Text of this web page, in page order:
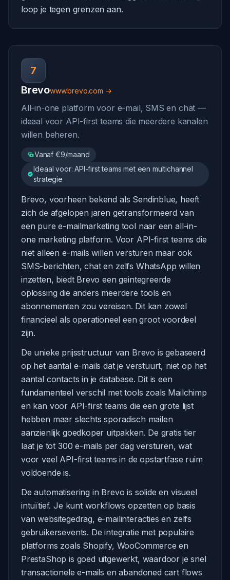
loop je tegen grenzen aan.
7
Brevowww.brevo.com →
All-in-one platform voor e-mail, SMS en chat —
ideaal voor API-first teams die meerdere kanalen
willen beheren.
Vanaf €9/maand
Ideaal voor: API-first teams met een multichannel
strategie
Brevo, voorheen bekend als Sendinblue, heeft
zich de afgelopen jaren getransformeerd van
een pure e-mailmarketing tool naar een all-in-
one marketing platform. Voor API-first teams die
niet alleen e-mails willen versturen maar ook
SMS-berichten, chat en zelfs WhatsApp willen
inzetten, biedt Brevo een geintegreerde
oplossing die anders meerdere tools en
abonnementen zou vereisen. Dit kan zowel
financieel als operationeel een groot voordeel
zijn.
De unieke prijsstructuur van Brevo is gebaseerd
op het aantal e-mails dat je verstuurt, niet op het
aantal contacts in je database. Dit is een
fundamenteel verschil met tools zoals Mailchimp
en kan voor API-first teams die een grote lijst
hebben maar slechts sporadisch mailen
aanzienlijk goedkoper uitpakken. De gratis tier
laat je tot 300 e-mails per dag versturen, wat
voor veel API-first teams in de opstartfase ruim
voldoende is.
De automatisering in Brevo is solide en visueel
intuïtief. Je kunt workflows opzetten op basis
van websitegedrag, e-mailinteracties en zelfs
gebruikersevents. De integratie met populaire
platforms zoals Shopify, WooCommerce en
PrestaShop is goed uitgewerkt, waardoor je snel
transactionele e-mails en abandoned cart flows